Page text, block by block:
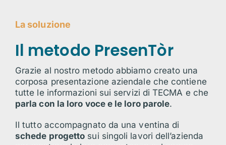
La soluzione
Il metodo PresenTòr
Grazie al nostro metodo abbiamo creato una
corposa presentazione aziendale che contiene
tutte le informazioni sui servizi di TECMA e che
parla con la loro voce e le loro parole.
Il tutto accompagnato da una ventina di
schede progetto sui singoli lavori dell’azienda